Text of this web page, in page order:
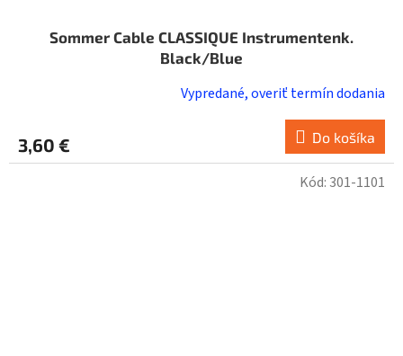
Sommer Cable CLASSIQUE Instrumentenk.
Black/Blue
Vypredané, overiť termín dodania
3,60 € Do košíka
Kód: 301-1101